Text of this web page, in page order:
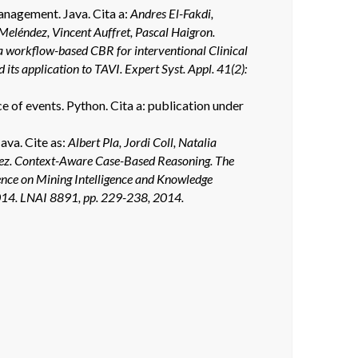
Java. Cita a: Andres El-Fakdi,
Vincent Auffret, Pascal Haigron.
workflow-based CBR for interventional Clinical
its application to TAVI. Expert Syst. Appl. 41(2):
of events. Python. Cita a: publication under
Cite as: Albert Pla, Jordi Coll, Natalia
Context-Aware Case-Based Reasoning. The
on Mining Intelligence and Knowledge
LNAI 8891, pp. 229-238, 2014.